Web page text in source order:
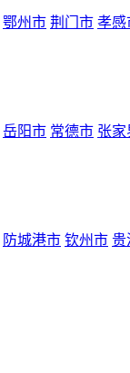
鄂州市 荆门市 孝感
岳阳市 常德市 张家
防城港市 钦州市 贵